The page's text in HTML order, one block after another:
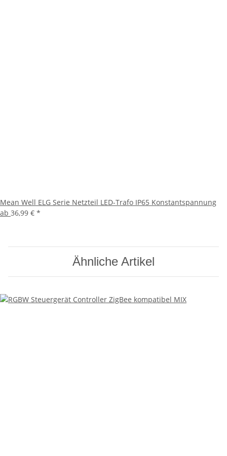
Mean Well ELG Serie Netzteil LED-Trafo IP65 Konstantspannung
ab 36,99 € *
Ähnliche Artikel